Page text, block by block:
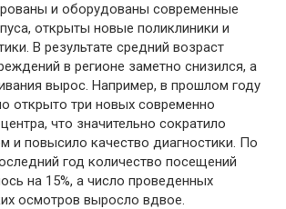
и оборудованы современные
открыты новые поликлиники и
В результате средний возраст
в регионе заметно снизился, а
вырос. Например, в прошлом году
открыто три новых современно
что значительно сократило
и повысило качество диагностики. По
год количество посещений
на 15%, а число проведенных
осмотров выросло вдвое.